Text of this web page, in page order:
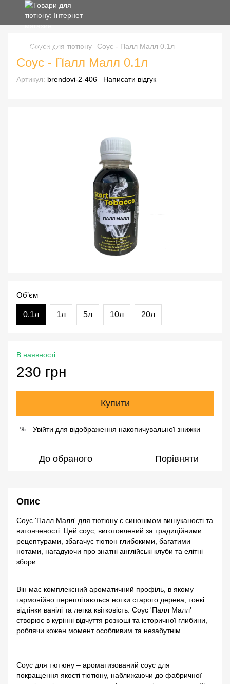
Соуси для тютюну Соус - Палл Малл 0.1л
Соус - Палл Малл 0.1л
Артикул: brendovi-2-406 Написати відгук
Обʼєм
0.1л 1л 5л 10л 20л
В наявності
230 грн
Купити
% Увійти для відображення накопичувальної знижки
До обраного Порівняти
Опис
Соус 'Палл Малл' для тютюну є синонімом вишуканості та
витонченості. Цей соус, виготовлений за традиційними
рецептурами, збагачує тютюн глибокими, багатими
нотами, нагадуючи про знатні англійські клуби та елітні
збори.
Він має комплексний ароматичний профіль, в якому
гармонійно переплітаються нотки старого дерева, тонкі
відтінки ванілі та легка квітковість. Соус 'Палл Малл'
створює в курінні відчуття розкоші та історичної глибини,
роблячи кожен момент особливим та незабутнім.
Соус для тютюну – ароматизований соус для
покращення якості тютюну, наближаючи до фабричної